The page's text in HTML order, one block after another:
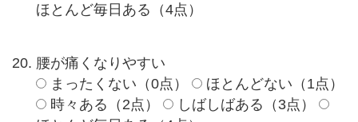
ほとんど毎日ある（4点）
腰が痛くなりやすい
まったくない（0点）
ほとんどない（1点）
時々ある（2点）
しばしばある（3点）